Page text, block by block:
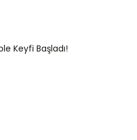
Keyfi Başladı!